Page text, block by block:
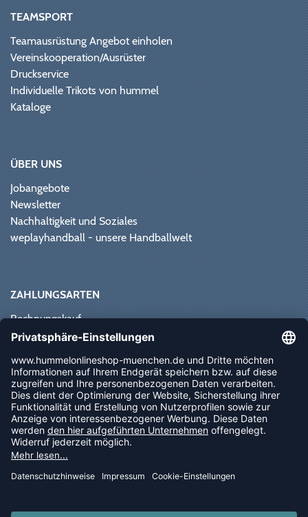
TEAMSPORT
Teamausrüstung Angebot einholen
Vereinskooperation/Ausrüster
Druckservice
Individuelle Trikots von hummel
Kataloge
ÜBER UNS
Jobangebote
Newsletter
Nachhaltigkeit und Soziales
weplayhandball - unsere Handballwelt
ZAHLUNGSARTEN
Rechnungskauf
Paypal
Vorkasse
Sofortüberweisung
NEWSLETTER